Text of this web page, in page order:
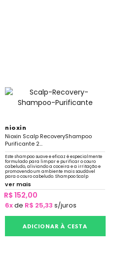
nioxin
Nioxin Scalp RecoveryShampoo
Purificante 2...
Este shampoo suave e eficaz é especialmente
formulado para limpar e purificar o couro
cabeludo, aliviando a coceira e a irritação e
promovendo um ambiente mais saudável
para o couro cabeludo. Shampoo Scalp
Recovery promove a remoção de flocos de
caspa
ver mais
R$ 152,00
6xde R$ 25,33 s/juros
ADICIONAR À CESTA